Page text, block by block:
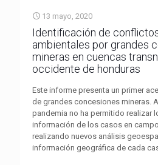
13 mayo, 2020
Identificación de
ambientales por grandes
mineras en cuencas
occidente de honduras
Este informe presenta un primer
de grandes concesiones mineras.
pandemia no ha permitido realizar
información de los casos en
realizando nuevos análisis
información geográfica de cada